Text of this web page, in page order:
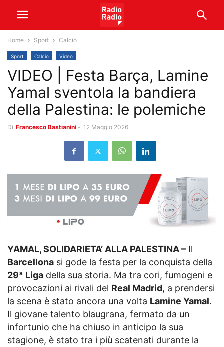
Home Sport Calcio
Sport Calcio Video
VIDEO | Festa Barça, Lamine
Yamal sventola la bandiera
della Palestina: le polemiche
Di Francesco Bastianini - 12 Maggio 2026
YAMAL, SOLIDARIETA’ ALLA PALESTINA – Il
Barcellona si gode la festa per la conquista della
29ª Liga della sua storia. Ma tra cori, fumogeni e
provocazioni ai rivali del Real Madrid, a prendersi
la scena è stato ancora una volta Lamine Yamal.
Il giovane talento blaugrana, fermato da un
infortunio che ha chiuso in anticipo la sua
stagione, è stato tra i più scatenati durante la